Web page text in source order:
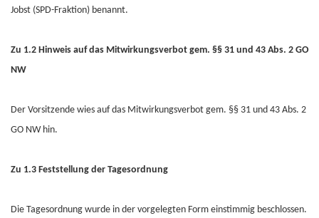
Jobst (SPD-Fraktion) benannt.
Zu 1.2 Hinweis auf das Mitwirkungsverbot gem. §§ 31 und 43 Abs. 2 GO
NW
Der Vorsitzende wies auf das Mitwirkungsverbot gem. §§ 31 und 43 Abs. 2
GO NW hin.
Zu 1.3 Feststellung der Tagesordnung
Die Tagesordnung wurde in der vorgelegten Form einstimmig beschlossen.